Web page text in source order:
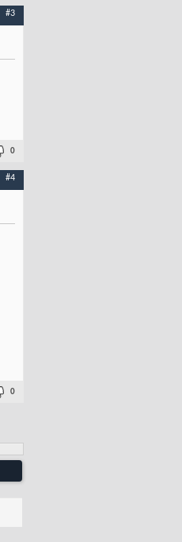
#3
0
#4
0